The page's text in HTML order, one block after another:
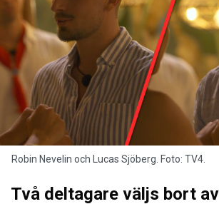
Robin Nevelin och Lucas Sjöberg. Foto: TV4.
Två deltagare väljs bort